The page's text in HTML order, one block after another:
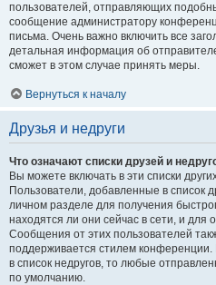
пользователей, отправляющих
сообщение администратору
письма. Очень важно включить все
детальная информация об
сможет в этом случае принять меры.
Вернуться к началу
Друзья и недруги
Что означают списки друзей и
Вы можете включать в эти списки
Пользователи, добавленные в список
личном разделе для получения
находятся ли они сейчас в сети, и
Сообщения от этих пользователей
поддерживается стилем
в список недругов, то любые
по умолчанию.